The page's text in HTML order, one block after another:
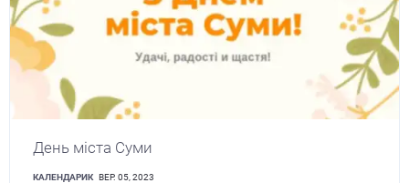
День міста Суми
КАЛЕНДАРИК ВЕР. 05, 2023